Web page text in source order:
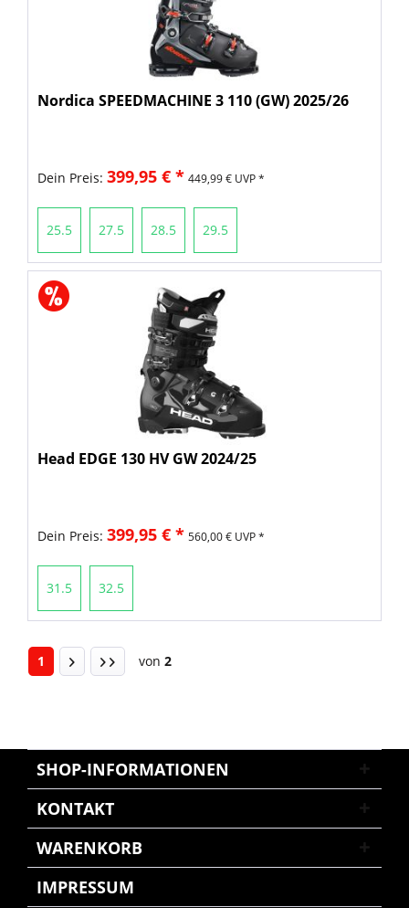
Nordica SPEEDMACHINE 3 110 (GW) 2025/26
Dein Preis: 399,95 € * 449,99 € UVP *
25.5 27.5 28.5 29.5
Head EDGE 130 HV GW 2024/25
Dein Preis: 399,95 € * 560,00 € UVP *
31.5 32.5
1 von 2
SHOP-INFORMATIONEN
KONTAKT
WARENKORB
IMPRESSUM